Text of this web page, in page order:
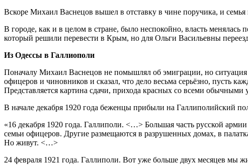
Вскоре Михаил Васнецов вышел в отставку в чине поручика, и
В городе, как и в целом в стране, было неспокойно, власть
который решили перевести в Крым, но для Ольги Васильевны
Из Одессы в Галлиополи
Поначалу Михаил Васнецов не помышлял об эмиграции, но ситуация
офицеров и чиновников и сказал, что дело весьма серьёзно, пусть
Представляется картина сдачи, прихода красных со всеми
В начале декабря 1920 года беженцы прибыли на Галлиполийский
«16 декабря 1920 года. Галлиполи. <…> Большая часть русской
семьи офицеров. Другие размещаются в разрушенных домах, в
Но живут. <…>
24 февраля 1921 года. Галлиполи. Вот уже больше двух месяцев мы